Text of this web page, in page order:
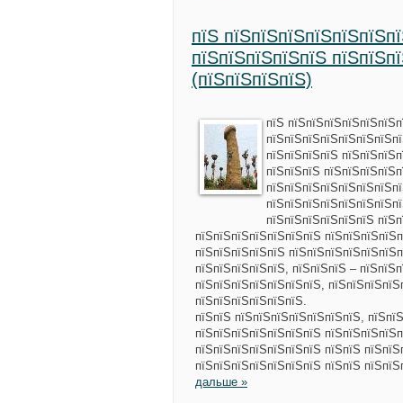
пїЅ
пїЅпїЅпїЅпїЅпїЅ
(пїЅпїЅпїЅпїЅ)
пїЅ
пїЅпїЅпїЅпїЅ
пїЅпїЅпїЅ
пїЅпїЅпїЅпїЅпїЅпїЅ
пїЅпїЅпїЅпїЅпїЅпїЅпїЅ
пїЅпїЅпїЅпїЅпїЅ
пїЅпїЅпїЅпїЅпїЅ, пїЅпїЅпїЅ –
пїЅпїЅпїЅпїЅпїЅпїЅпїЅ,
пїЅпїЅпїЅпїЅпїЅпїЅ.
пїЅпїЅ пїЅпїЅпїЅпїЅпїЅпїЅпїЅ,
пїЅпїЅпїЅпїЅпїЅпїЅпїЅ
пїЅпїЅпїЅпїЅпїЅпїЅпїЅ пїЅпїЅ
пїЅпїЅпїЅпїЅпїЅпїЅпїЅ пїЅпїЅ
дальше »